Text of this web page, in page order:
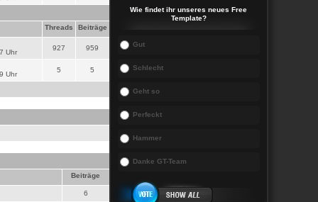
Threads Beiträge
Uhr
927 959
Uhr
5 5
Beiträge
6
Wie findet ihr unseres neues Free
Template?
Gut
Schlecht
Geht so
Perfeckt
Hammer
Danke GT-Team